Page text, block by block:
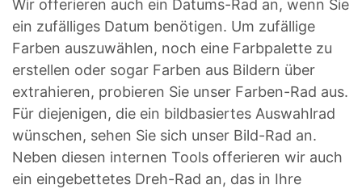
Wir offerieren auch ein Datums-Rad an, wenn Sie
ein zufälliges Datum benötigen. Um zufällige
Farben auszuwählen, noch eine Farbpalette zu
erstellen oder sogar Farben aus Bildern über
extrahieren, probieren Sie unser Farben-Rad aus.
Für diejenigen, die ein bildbasiertes Auswahlrad
wünschen, sehen Sie sich unser Bild-Rad an.
Neben diesen internen Tools offerieren wir auch
ein eingebettetes Dreh-Rad an, das in Ihre